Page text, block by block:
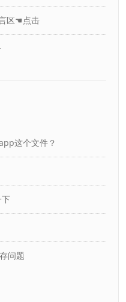
区☚点击
这个文件？
下
问题